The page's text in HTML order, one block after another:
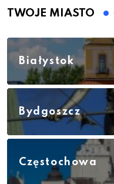
TWOJE MIASTO
Białystok
Bydgoszcz
Częstochowa